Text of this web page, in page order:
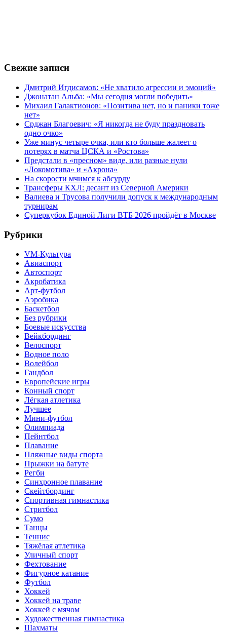
Свежие записи
Дмитрий Игдисамов: «Не хватило агрессии и эмоций»
Джонатан Альба: «Мы сегодня могли победить»
Михаил Галактионов: «Позитива нет, но и паники тоже
нет»
Срджан Благоевич: «Я никогда не буду праздновать
одно очко»
Уже минус четыре очка, или кто больше жалеет о
потерях в матча ЦСКА и «Ростова»
Предстали в «пресном» виде, или разные нули
«Локомотива» и «Акрона»
На скорости мчимся к абсурду
Трансферы КХЛ: десант из Северной Америки
Валиева и Трусова получили допуск к международным
турнирам
Суперкубок Единой Лиги ВТБ 2026 пройдёт в Москве
Рубрики
VM-Культура
Авиаспорт
Автоспорт
Акробатика
Арт-футбол
Аэробика
Баскетбол
Без рубрики
Боевые искусства
Вейкбординг
Велоспорт
Водное поло
Волейбол
Гандбол
Европейские игры
Конный спорт
Лёгкая атлетика
Лучшее
Мини-футбол
Олимпиада
Пейнтбол
Плавание
Пляжные виды спорта
Прыжки на батуте
Регби
Синхронное плавание
Скейтбординг
Спортивная гимнастика
Стритбол
Сумо
Танцы
Теннис
Тяжёлая атлетика
Уличный спорт
Фехтование
Фигурное катание
Футбол
Хоккей
Хоккей на траве
Хоккей с мячом
Художественная гимнастика
Шахматы